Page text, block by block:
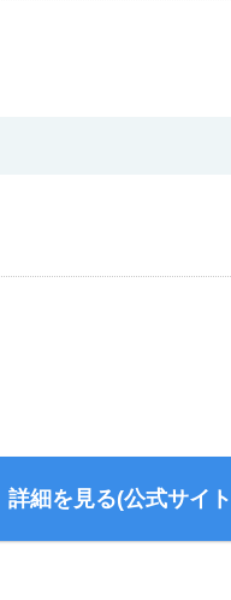
詳細を見る(公式サイ